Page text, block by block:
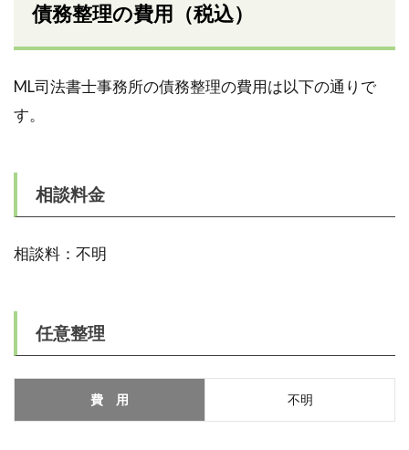
債務整理の費用（税込）
ML司法書士事務所の債務整理の費用は以下の通りで
す。
相談料金
相談料：不明
任意整理
費 用 不明